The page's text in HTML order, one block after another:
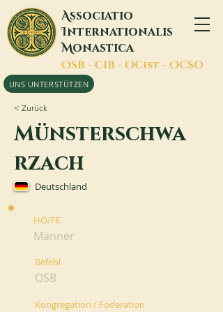
Associatio
Internationalis
Monastica
OSB - CIB - OCist - OCSO
UNS UNTERSTÜTZEN
< Zurück
Münsterschwa
rzach
Deutschland
HO/FE
Männer
Befehl
OSB
Kongregation / Föderation